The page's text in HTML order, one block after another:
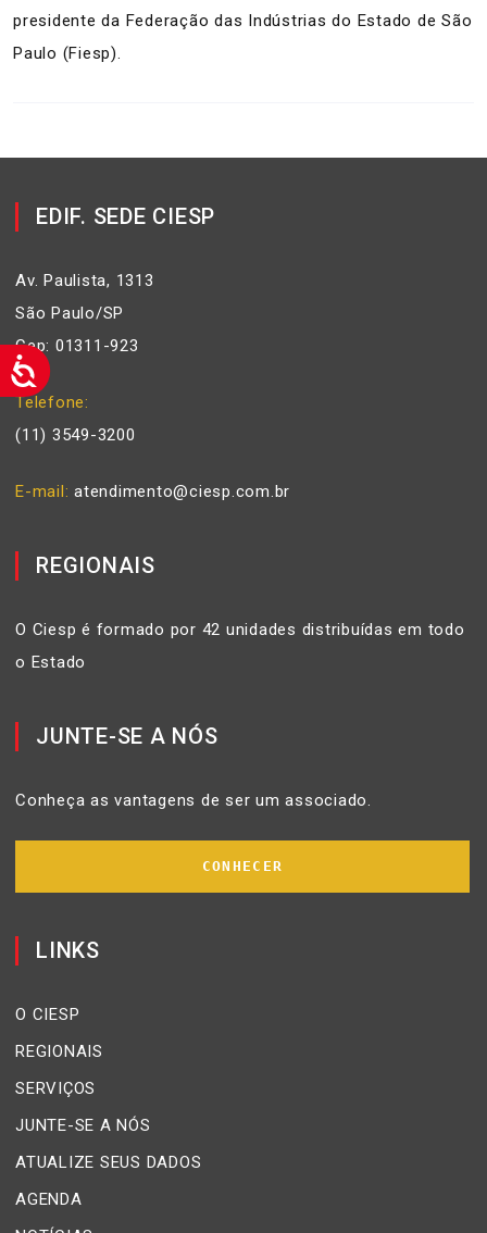
presidente da Federação das Indústrias do Estado de São
Paulo (Fiesp).
EDIF. SEDE CIESP
Av. Paulista, 1313
São Paulo/SP
Cep: 01311-923
Telefone
(11) 3549-3200
E-mail atendimento@ciesp.com.br
REGIONAIS
O Ciesp é formado por 42 unidades distribuídas em todo
o Estado
JUNTE-SE A NÓS
Conheça as vantagens de ser um associado.
CONHECER
LINKS
O CIESP
REGIONAIS
SERVIÇOS
JUNTE-SE A NÓS
ATUALIZE SEUS DADOS
AGENDA